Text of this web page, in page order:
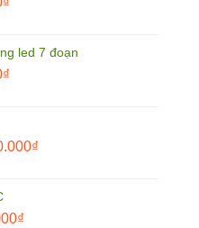
1.800.000₫.
là:
8.500.000₫.
led 7 đoạn
₫Giá
7.500.000₫.
₫Giá
₫Giá